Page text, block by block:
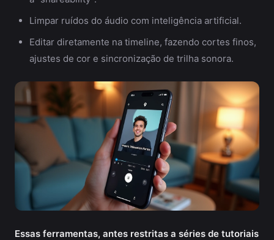
Limpar ruídos do áudio com inteligência artificial.
Editar diretamente na timeline, fazendo cortes finos,
ajustes de cor e sincronização de trilha sonora.
Essas ferramentas, antes restritas a séries de tutoriais